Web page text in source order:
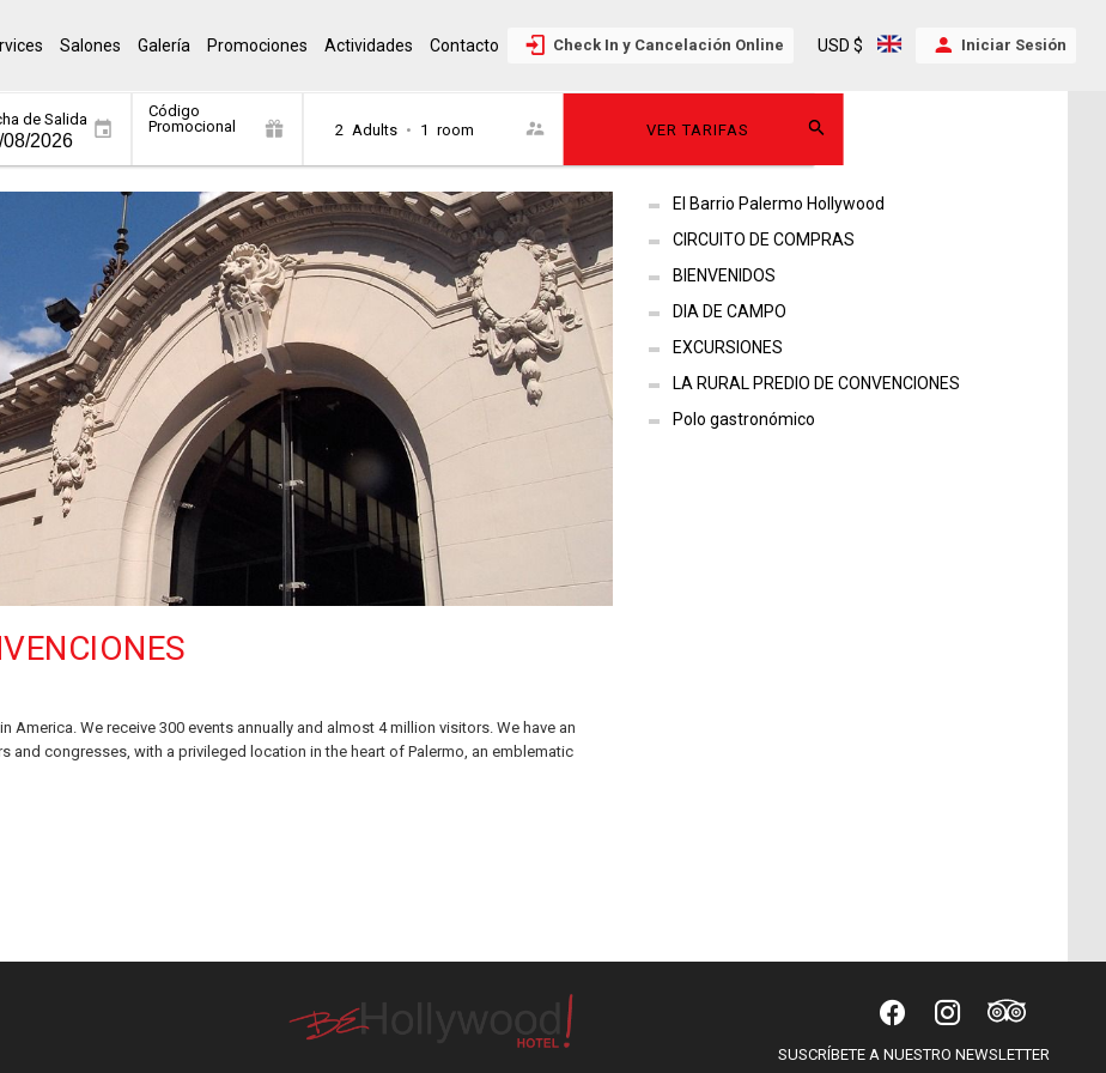
Salones Galería Promociones Actividades Contacto Check In y Cancelación Online USD $ Iniciar Sesión
de Salida
Código
Promocional
2 Adults • 1 room VER TARIFAS
America. We receive 300 events annually and almost 4 million visitors. We have an
and congresses, with a privileged location in the heart of Palermo, an emblematic
El Barrio Palermo Hollywood
CIRCUITO DE COMPRAS
BIENVENIDOS
DIA DE CAMPO
EXCURSIONES
LA RURAL PREDIO DE CONVENCIONES
Polo gastronómico
SUSCRÍBETE A NUESTRO NEWSLETTER